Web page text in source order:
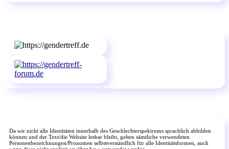
Da wir nicht alle Identitäten innerhalb des Geschlechterspektrums sprachlich abbilden
können und der Text/die Website lesbar bleibt, gelten sämtliche verwendeten
Personenbezeichnungen/Pronomen selbstverständlich für alle Identitätsformen, auch